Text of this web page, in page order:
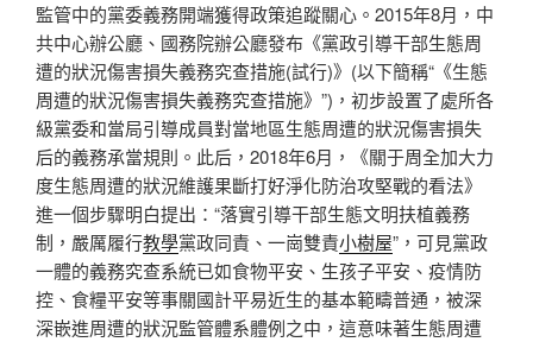
監管中的黨委義務開端獲得政策追蹤關心。2015年8月，中
共中心辦公廳、國務院辦公廳發布《黨政引導干部生態周
遭的狀況傷害損失義務究查措施(試行)》(以下簡稱“《生態
周遭的狀況傷害損失義務究查措施》”)，初步設置了處所各
級黨委和當局引導成員對當地區生態周遭的狀況傷害損失
后的義務承當規則。此后，2018年6月，《關于周全加大力
度生態周遭的狀況維護果斷打好淨化防治攻堅戰的看法》
進一個步驟明白提出：“落實引導干部生態文明扶植義務
制，嚴厲履行教學黨政同責、一崗雙責小樹屋”，可見黨政
一體的義務究查系統已如食物平安、生孩子平安、疫情防
控、食糧平安等事關國計平易近生的基本範疇普通，被深
深嵌進周遭的狀況監管體系體例之中，這意味著生態周遭